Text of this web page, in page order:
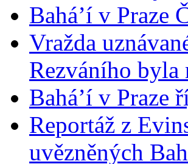
Bahá’í v Praze
Vražda
Rezváního byla
Bahá’í v Praze
Reportáž z
uvězněných